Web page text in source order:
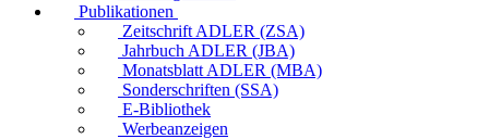
Publikationen
Zeitschrift ADLER (ZSA)
Jahrbuch ADLER (JBA)
Monatsblatt ADLER (MBA)
Sonderschriften (SSA)
E-Bibliothek
Werbeanzeigen